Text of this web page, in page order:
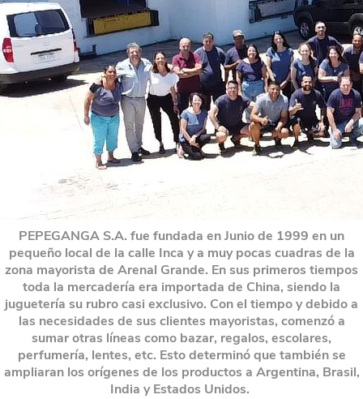
PEPEGANGA S.A. fue fundada en Junio de 1999 en un
pequeño local de la calle Inca y a muy pocas cuadras de la
zona mayorista de Arenal Grande. En sus primeros tiempos
toda la mercadería era importada de China, siendo la
juguetería su rubro casi exclusivo. Con el tiempo y debido a
las necesidades de sus clientes mayoristas, comenzó a
sumar otras líneas como bazar, regalos, escolares,
perfumería, lentes, etc. Esto determinó que también se
ampliaran los orígenes de los productos a Argentina, Brasil,
India y Estados Unidos.